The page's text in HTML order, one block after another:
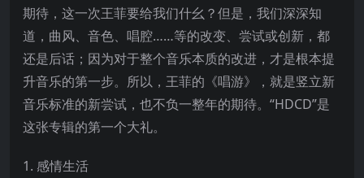
期待，这一次王菲要给我们什幺？但是，我们深深知
道，曲风、音色、唱腔……等的改变、尝试或创新，都
还是后话；因为对于整个音乐本质的改进，才是根本提
升音乐的第一步。所以，王菲的《唱游》，就是竖立新
音乐标准的新尝试，也不负一整年的期待。“HDCD”是
这张专辑的第一个大礼。
1. 感情生活